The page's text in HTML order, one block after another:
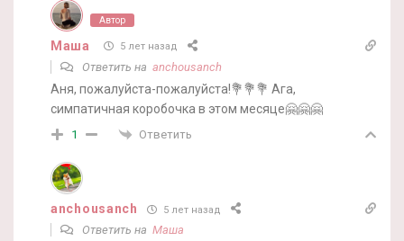
Автор
Маша 5 лет назад
Ответить на anchousanch
Аня, пожалуйста-пожалуйста!💐💐💐 Ага,
симпатичная коробочка в этом месяце🤗🤗🤗
1 Ответить
anchousanch 5 лет назад
Ответить на Маша